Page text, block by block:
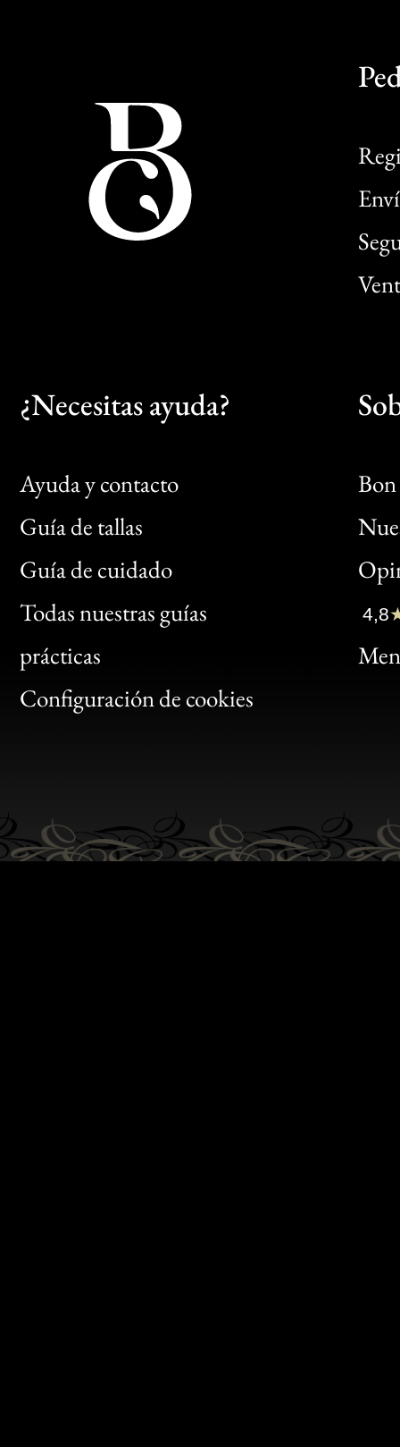
¿Necesitas ayuda?
Ayuda y contacto
Guía de tallas
Guía de cuidado
Todas nuestras guías
prácticas
Configuración de cookies
Bon
Clic
Bon
4,8